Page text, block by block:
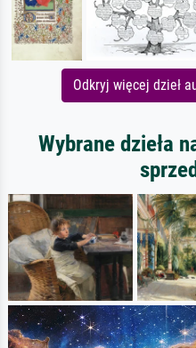
Odkryj więcej dzieł
Wybrane dzieła